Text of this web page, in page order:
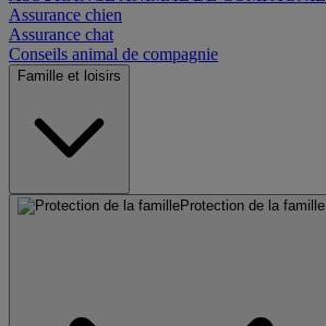
Assurance chien
Assurance chat
Conseils animal de compagnie
Famille et loisirs
Protection de la famille